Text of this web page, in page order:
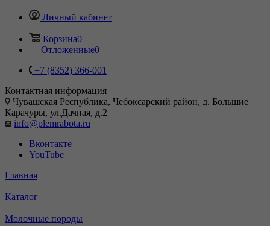
Личный кабинет
Корзина0
Отложенные0
+7 (8352) 366-001
Контактная информация
Чувашская Республика, Чебоксарский район, д. Большие
Карачуры, ул.Дачная, д.2
info@plemrabota.ru
Вконтакте
YouTube
Главная
—
Каталог
—
Молочные породы